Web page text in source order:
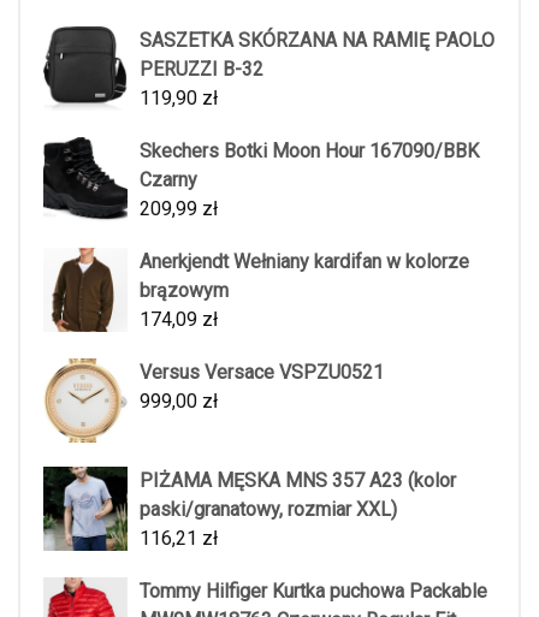
SASZETKA SKÓRZANA NA RAMIĘ PAOLO
PERUZZI B-32
119,90 zł
Skechers Botki Moon Hour 167090/BBK
Czarny
209,99 zł
Anerkjendt Wełniany kardifan w kolorze
brązowym
174,09 zł
Versus Versace VSPZU0521
999,00 zł
PIŻAMA MĘSKA MNS 357 A23 (kolor
paski/granatowy, rozmiar XXL)
116,21 zł
Tommy Hilfiger Kurtka puchowa Packable